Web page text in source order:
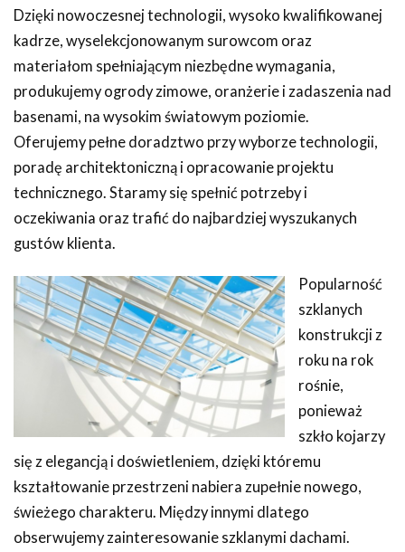
Dzięki nowoczesnej technologii, wysoko kwalifikowanej
kadrze, wyselekcjonowanym surowcom oraz
materiałom spełniającym niezbędne wymagania,
produkujemy ogrody zimowe, oranżerie i zadaszenia nad
basenami, na wysokim światowym poziomie.
Oferujemy pełne doradztwo przy wyborze technologii,
poradę architektoniczną i opracowanie projektu
technicznego. Staramy się spełnić potrzeby i
oczekiwania oraz trafić do najbardziej wyszukanych
gustów klienta.
Popularność
szklanych
konstrukcji z
roku na rok
rośnie,
ponieważ
szkło kojarzy
się z elegancją i doświetleniem, dzięki któremu
kształtowanie przestrzeni nabiera zupełnie nowego,
świeżego charakteru. Między innymi dlatego
obserwujemy zainteresowanie szklanymi dachami.